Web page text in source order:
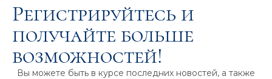
Регистрируйтесь и
получайте больше
возможностей!
Вы можете быть в курсе последних новостей, а также